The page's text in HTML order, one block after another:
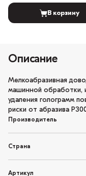
В корзину
Описание
Мелкоабразивная
машинной обработки,
удаления голограмм
риски от абразива
Производитель
Страна
Артикул